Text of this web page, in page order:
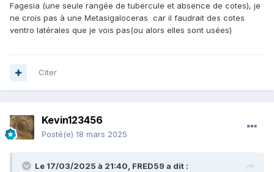
Fagesia (une seule rangée de tubercule et absence de cotes), je
ne crois pas à une Metasigaloceras car il faudrait des cotes
ventro latérales que je vois pas(ou alors elles sont usées)
Citer
Kevin123456
Posté(e) 18 mars 2025
Le 17/03/2025 à 21:40, FRED59 a dit :